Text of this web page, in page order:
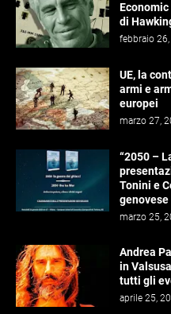
Economic
di
febbraio
UE, la
armi e
europei
marzo 27,
“2050 –
Tonini e
genovese
marzo 25,
Andrea
in
tutti gli
aprile 25,